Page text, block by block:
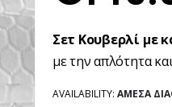
Σετ Κουβερλί με
με την απλότητα
AVAILABILITY: ΆΜΕΣΑ